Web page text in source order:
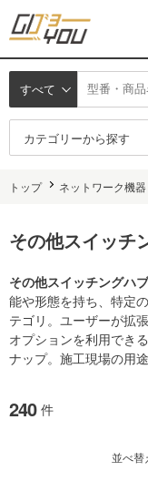
すべて
カテゴリーから探す
トップ ネットワーク機器
その他スイッチ
その他スイッチングハブ
能や形態を持ち、特定
テゴリ。ユーザーが拡
オプションを利用でき
ナップ。施工現場の用
240 件
並べ替